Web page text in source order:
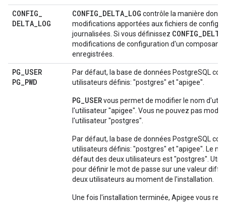
CONFIG_
DELTA_LOG
CONFIG_DELTA_LOG contrôle la manière dont
modifications apportées aux fichiers de
journalisées. Si vous définissez
modifications de configuration d'un composant
enregistrées.
PG_USER
PG_PWD
Par défaut, la base de données PostgreSQL
utilisateurs définis: "postgres" et "apigee".
PG_USERvous permet de modifier le nom
l'utilisateur "apigee". Vous ne pouvez pas
l'utilisateur "postgres".
Par défaut, la base de données PostgreSQL
utilisateurs définis: "postgres" et "apigee". Le
défaut des deux utilisateurs est "postgres".
pour définir le mot de passe sur une valeur
deux utilisateurs au moment de l'installation.
Une fois l'installation terminée, Apigee vous